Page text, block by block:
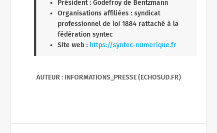
Président : Godefroy de Bentzmann
Organisations affiliées : syndicat
professionnel de loi 1884 rattaché à la
fédération syntec
Site web : https://syntec-numerique.fr
AUTEUR : INFORMATIONS_PRESSE (ECHOSUD.FR)